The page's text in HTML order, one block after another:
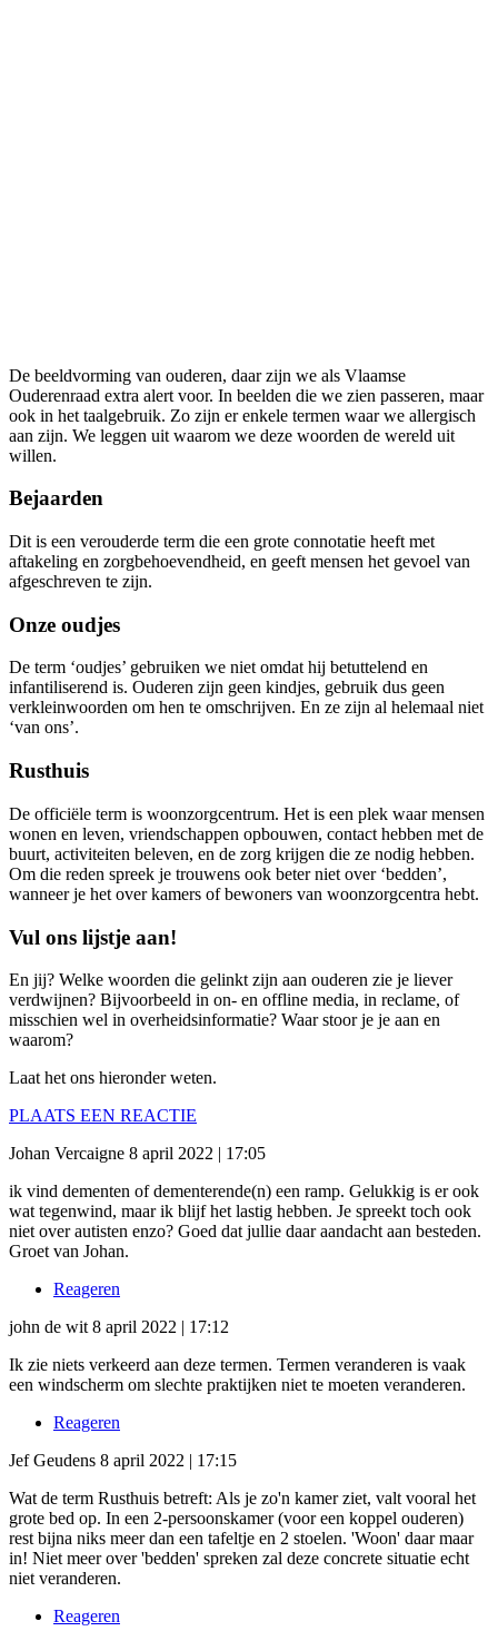
De beeldvorming van ouderen, daar zijn we als Vlaamse
Ouderenraad extra alert voor. In beelden die we zien passeren, maar
ook in het taalgebruik. Zo zijn er enkele termen waar we allergisch
aan zijn. We leggen uit waarom we deze woorden de wereld uit
willen.
Bejaarden
Dit is een verouderde term die een grote connotatie heeft met
aftakeling en zorgbehoevendheid, en geeft mensen het gevoel van
afgeschreven te zijn.
Onze oudjes
De term ‘oudjes’ gebruiken we niet omdat hij betuttelend en
infantiliserend is. Ouderen zijn geen kindjes, gebruik dus geen
verkleinwoorden om hen te omschrijven. En ze zijn al helemaal niet
‘van ons’.
Rusthuis
De officiële term is woonzorgcentrum. Het is een plek waar mensen
wonen en leven, vriendschappen opbouwen, contact hebben met de
buurt, activiteiten beleven, en de zorg krijgen die ze nodig hebben.
Om die reden spreek je trouwens ook beter niet over ‘bedden’,
wanneer je het over kamers of bewoners van woonzorgcentra hebt.
Vul ons lijstje aan!
En jij? Welke woorden die gelinkt zijn aan ouderen zie je liever
verdwijnen? Bijvoorbeeld in on- en offline media, in reclame, of
misschien wel in overheidsinformatie? Waar stoor je je aan en
waarom?
Laat het ons hieronder weten.
PLAATS EEN REACTIE
Johan Vercaigne 8 april 2022 | 17:05
ik vind dementen of dementerende(n) een ramp. Gelukkig is er ook
wat tegenwind, maar ik blijf het lastig hebben. Je spreekt toch ook
niet over autisten enzo? Goed dat jullie daar aandacht aan besteden.
Groet van Johan.
Reageren
john de wit 8 april 2022 | 17:12
Ik zie niets verkeerd aan deze termen. Termen veranderen is vaak
een windscherm om slechte praktijken niet te moeten veranderen.
Reageren
Jef Geudens 8 april 2022 | 17:15
Wat de term Rusthuis betreft: Als je zo'n kamer ziet, valt vooral het
grote bed op. In een 2-persoonskamer (voor een koppel ouderen)
rest bijna niks meer dan een tafeltje en 2 stoelen. 'Woon' daar maar
in! Niet meer over 'bedden' spreken zal deze concrete situatie echt
niet veranderen.
Reageren